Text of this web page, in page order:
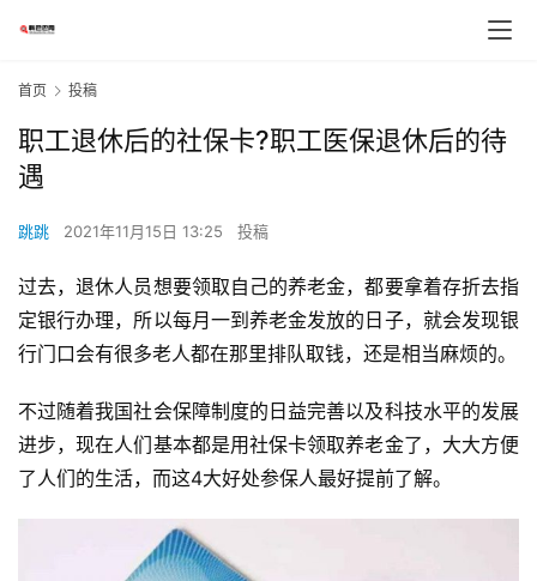
首页 投稿
职工退休后的社保卡?职工医保退休后的待
遇
跳跳 2021年11月15日 13:25 投稿
过去，退休人员想要领取自己的养老金，都要拿着存折去指
定银行办理，所以每月一到养老金发放的日子，就会发现银
行门口会有很多老人都在那里排队取钱，还是相当麻烦的。
不过随着我国社会保障制度的日益完善以及科技水平的发展
进步，现在人们基本都是用社保卡领取养老金了，大大方便
了人们的生活，而这4大好处参保人最好提前了解。